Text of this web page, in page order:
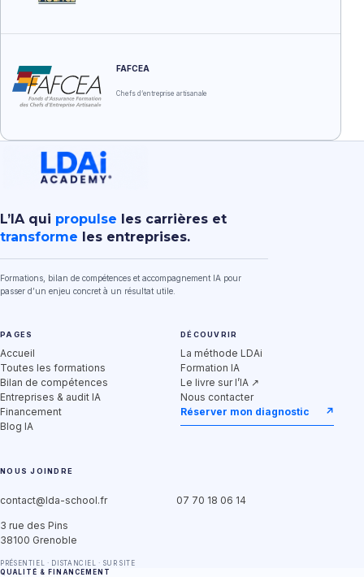
FAFCEA
Chefs d’entreprise artisanale
L’IA qui propulse les carrières et
transforme les entreprises.
Formations, bilan de compétences et accompagnement IA pour
passer d’un enjeu concret à un résultat utile.
PAGES
Accueil
Toutes les formations
Bilan de compétences
Entreprises & audit IA
Financement
Blog IA
DÉCOUVRIR
La méthode LDAi
Formation IA
Le livre sur l’IA ↗
Nous contacter
Réserver mon diagnostic
↗
NOUS JOINDRE
contact@lda-school.fr 07 70 18 06 14
3 rue des Pins
38100 Grenoble
PRÉSENTIEL · DISTANCIEL · SUR SITE
QUALITÉ & FINANCEMENT